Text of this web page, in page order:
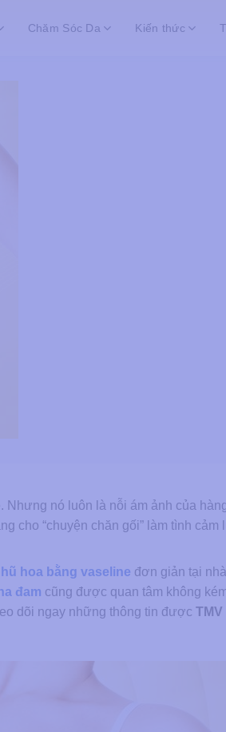
Chăm Sóc Da Kiến thức
Nhưng nó luôn là nỗi ám ảnh của
cho “chuyện chăn gối” làm tình cảm
hoa bằng vaseline đơn giản tại
đam cũng được quan tâm không
dõi ngay những thông tin được TMV